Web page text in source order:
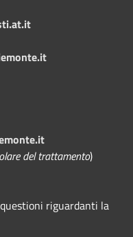
del trattamento)
riguardanti la